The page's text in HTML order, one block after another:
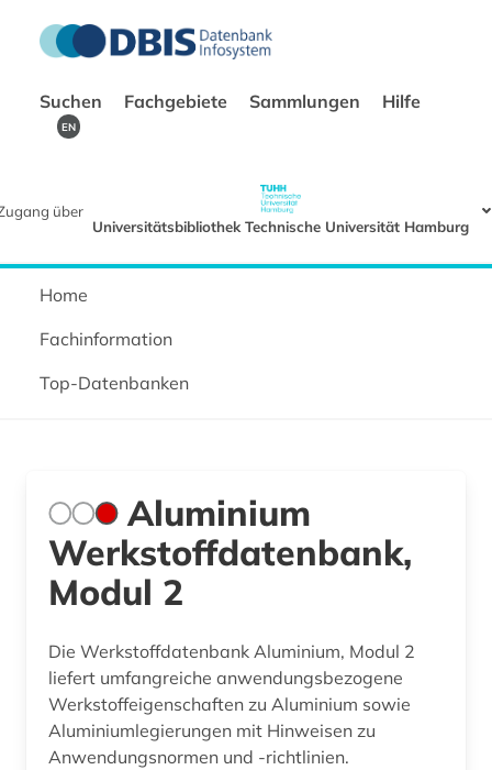
Suchen Fachgebiete Sammlungen Hilfe
EN
über
Universitätsbibliothek Technische Universität Hamburg
Home
Fachinformation
Top-Datenbanken
Aluminium
Werkstoffdatenbank,
Modul 2
Die Werkstoffdatenbank Aluminium, Modul 2
liefert umfangreiche anwendungsbezogene
Werkstoffeigenschaften zu Aluminium sowie
Aluminiumlegierungen mit Hinweisen zu
Anwendungsnormen und -richtlinien.